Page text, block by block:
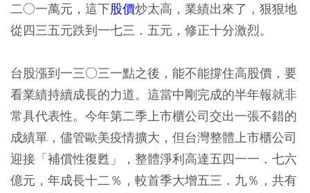
二○一萬元，這下股價炒太高，業績出來了，狠狠地
從四三五元跌到一七三．五元，修正十分激烈。
台股漲到一三○三一點之後，能不能撐住高股價，要
看業績持續成長的力道。這當中剛完成的半年報就非
常具代表性。今年第二季上市櫃公司交出一張不錯的
成績單，儘管歐美疫情擴大，但台灣整體上市櫃公司
迎接「補償性復甦」，整體淨利高達五四一一．七六
億元，年成長十二％，較首季大增五三．九％，共有